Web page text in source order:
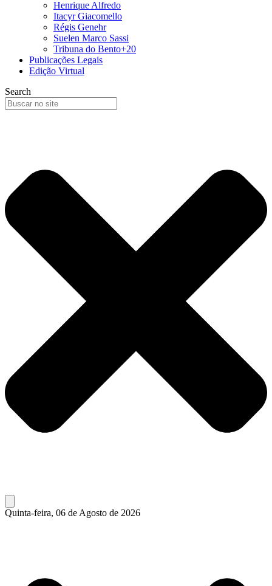
Henrique Alfredo
Itacyr Giacomello
Régis Genehr
Suelen Marco Sassi
Tribuna do Bento+20
Publicações Legais
Edição Virtual
Search
Quinta-feira, 06 de Agosto de 2026